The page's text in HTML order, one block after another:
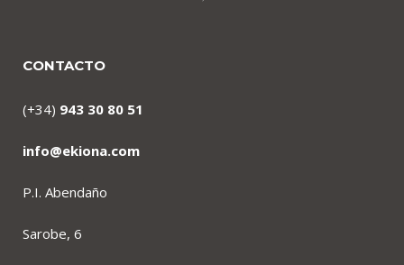
CONTACTO
(+34) 943 30 80 51
info@ekiona.com
P.I. Abendaño
Sarobe, 6